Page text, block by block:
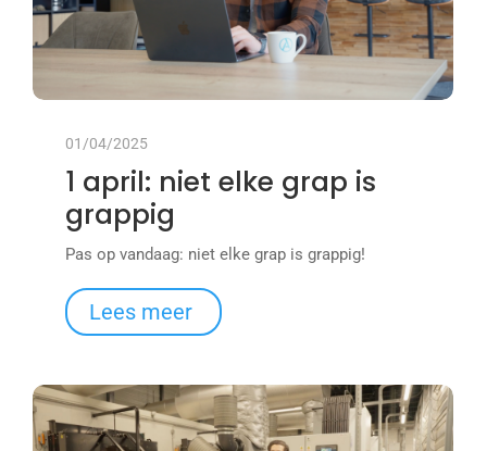
01/04/2025
1 april: niet elke grap is
grappig
Pas op vandaag: niet elke grap is grappig!
Lees meer